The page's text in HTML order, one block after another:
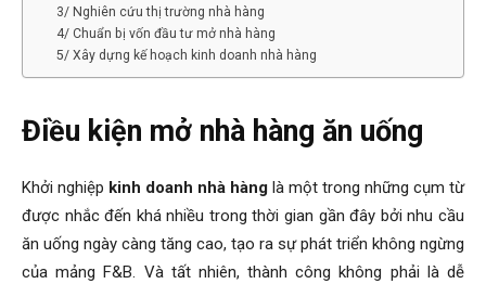
3/ Nghiên cứu thị trường nhà hàng
4/ Chuẩn bị vốn đầu tư mở nhà hàng
5/ Xây dựng kế hoạch kinh doanh nhà hàng
Điều kiện mở nhà hàng ăn uống
Khởi nghiệp kinh doanh nhà hàng là một trong những cụm từ
được nhắc đến khá nhiều trong thời gian gần đây bởi nhu cầu
ăn uống ngày càng tăng cao, tạo ra sự phát triển không ngừng
của mảng F&B. Và tất nhiên, thành công không phải là dễ